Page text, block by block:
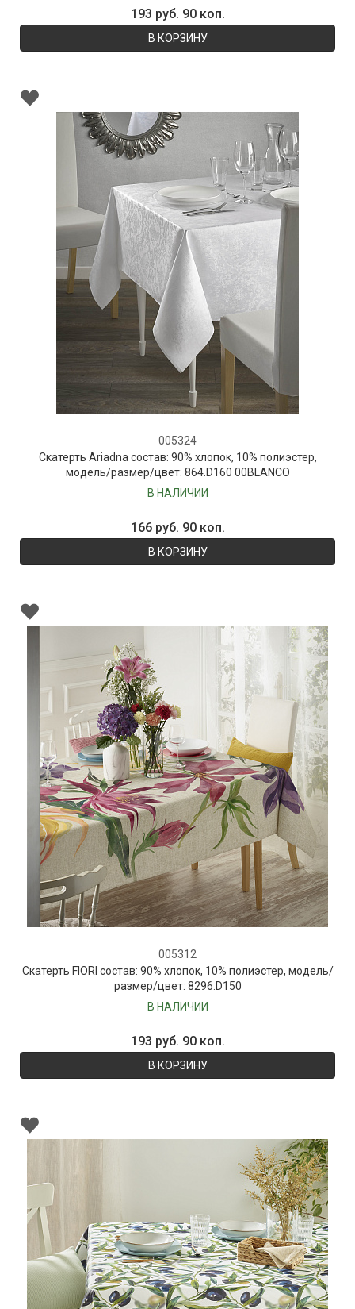
193 руб. 90 коп.
В КОРЗИНУ
005324
Скатерть Ariadna состав: 90% хлопок, 10% полиэстер,
модель/размер/цвет: 864.D160 00BLANCO
В НАЛИЧИИ
166 руб. 90 коп.
В КОРЗИНУ
005312
Скатерть FIORI состав: 90% хлопок, 10% полиэстер, модель/
размер/цвет: 8296.D150
В НАЛИЧИИ
193 руб. 90 коп.
В КОРЗИНУ